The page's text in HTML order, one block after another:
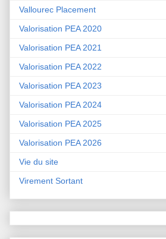
Vallourec Placement
Valorisation PEA 2020
Valorisation PEA 2021
Valorisation PEA 2022
Valorisation PEA 2023
Valorisation PEA 2024
Valorisation PEA 2025
Valorisation PEA 2026
Vie du site
Virement Sortant